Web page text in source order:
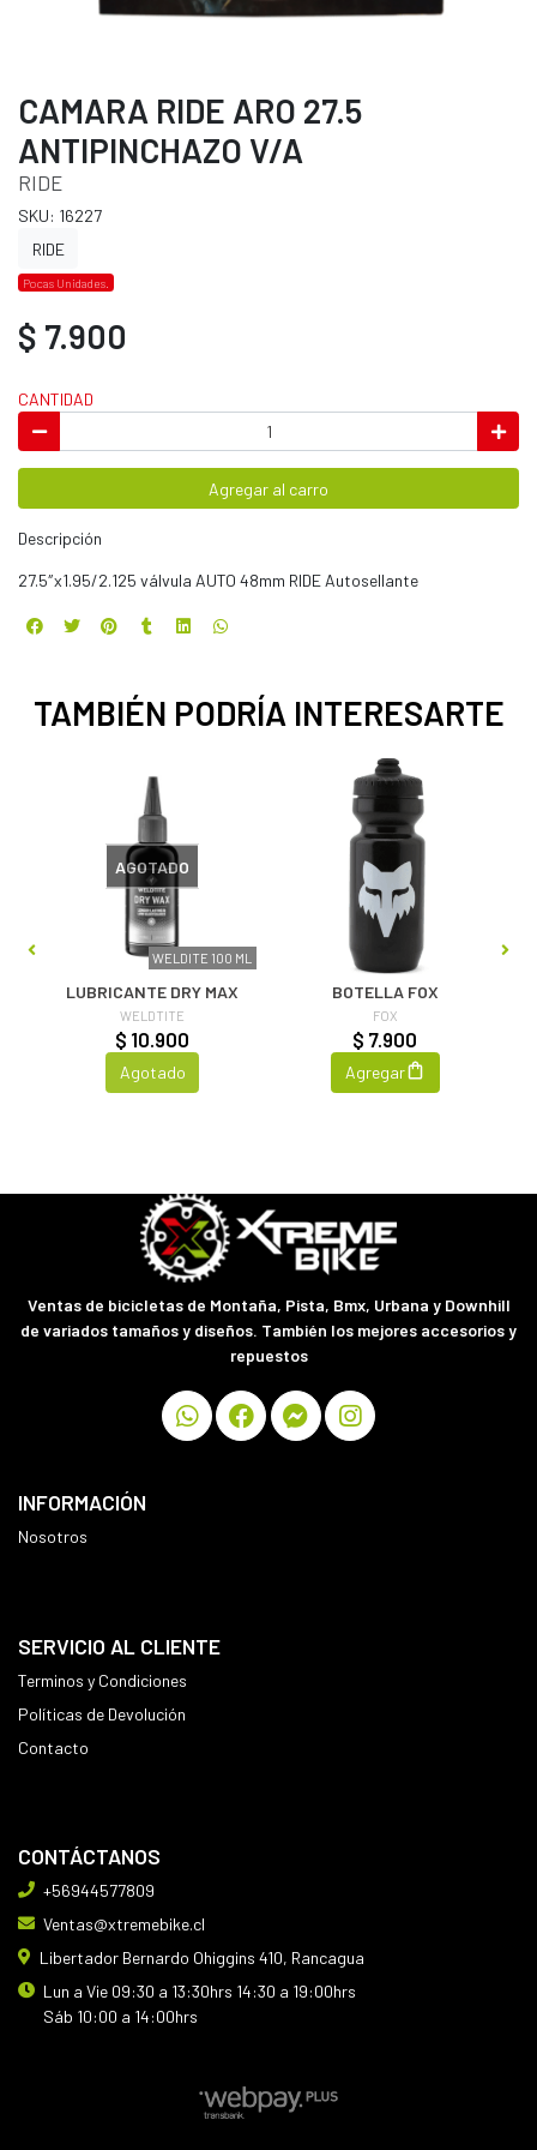
CAMARA RIDE ARO 27.5
ANTIPINCHAZO V/A
RIDE
SKU: 16227
RIDE
Pocas Unidades.
$ 7.900
CANTIDAD
Agregar al carro
Descripción
27.5″x1.95/2.125 válvula AUTO 48mm RIDE Autosellante
TAMBIÉN PODRÍA INTERESARTE
WELDITE 100 ML
AGOTADO
LUBRICANTE DRY MAX
WELDTITE
$ 10.900
Agotado
BOTELLA FOX
FOX
$ 7.900
Agregar
Ventas de bicicletas de Montaña, Pista, Bmx, Urbana y Downhill
de variados tamaños y diseños. También los mejores accesorios y
repuestos
INFORMACIÓN
Nosotros
SERVICIO AL CLIENTE
Terminos y Condiciones
Políticas de Devolución
Contacto
CONTÁCTANOS
+56944577809
Ventas@xtremebike.cl
Libertador Bernardo Ohiggins 410, Rancagua
Lun a Vie 09:30 a 13:30hrs 14:30 a 19:00hrs
Sáb 10:00 a 14:00hrs